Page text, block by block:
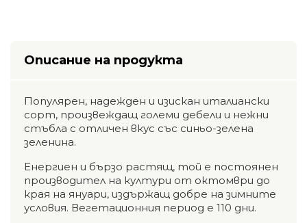
Описание на продукта
Популярен, надежден и изискан италиански
сорт, произвеждащ големи дебели и нежни
стъбла с отличен вкус със синьо-зелена
зеленина.
Енергиен и бързо растящ, той е постоянен
производител на култури от октомври до
края на януари, издържащ добре на зимните
условия. Вегетационния период е 110 дни.